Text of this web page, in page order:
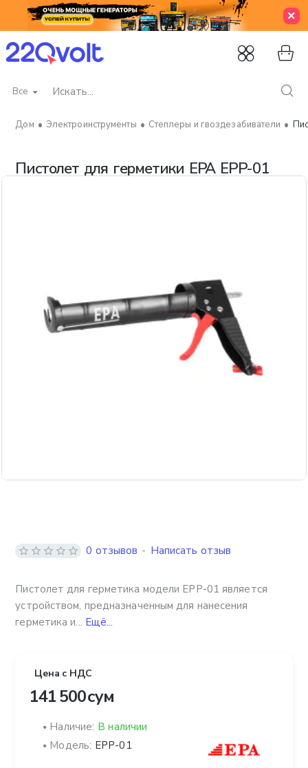
Все
Искать...
Пистолет для герметики EPA EPP-01
Электроинструменты Степлеры и гвоздезабиватели
Пистолет для герметика модели EPP-01 является
устройством, предназначенным для нанесения
герметика и... Ещё...
0 отзывов - Написать отзыв
Цена с НДС
141 500 сум
Наличие: В наличии
Модель: EPP-01